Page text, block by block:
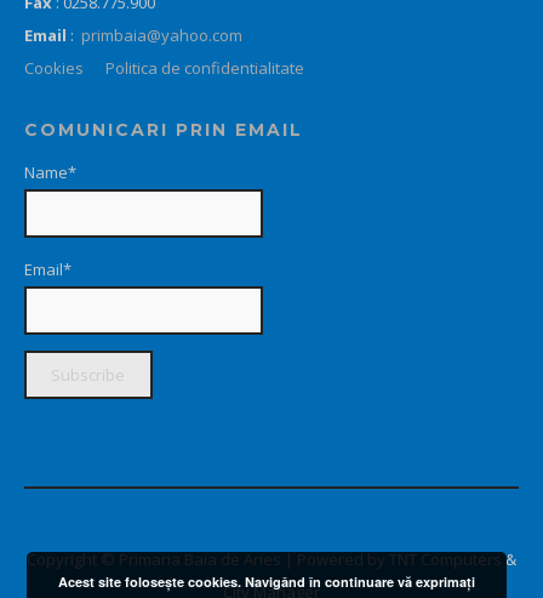
Email : primbaia@yahoo.com
Cookies
Politica de confidentialitate
COMUNICARI PRIN EMAIL
Name*
Email*
Copyright © Primaria Baia de Aries | Powered by TNT Computers &
City Manager
Acest site foloseşte cookies. Navigând în continuare vă exprimaţi